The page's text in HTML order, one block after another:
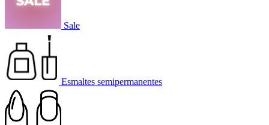
Sale
Esmaltes semipermanentes